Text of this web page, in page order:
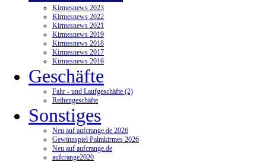
Kirmesnews 2023
Kirmesnews 2022
Kirmesnews 2021
Kirmesnews 2019
Kirmesnews 2018
Kirmesnews 2017
Kirmesnews 2016
Geschäfte
Fahr - und Laufgeschäfte (2)
Reihengeschäfte
Sonstiges
Neu auf aufcrange.de 2026
Gewinnspiel Palmkirmes 2026
Neu auf aufcrange.de
aufcrange2020